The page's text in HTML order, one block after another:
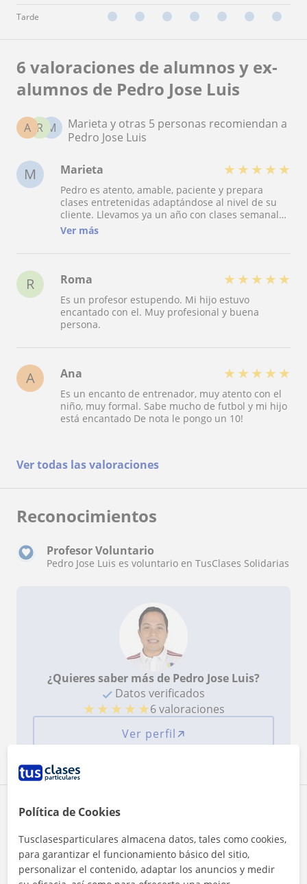
Tarde
6 valoraciones de alumnos y ex-
alumnos de Pedro Jose Luis
M
R
A
Marieta y otras 5 personas recomiendan a
Pedro Jose Luis
M Marieta ★ ★ ★ ★ ★
Pedro es atento, amable, paciente y prepara
clases entretenidas adaptándose al nivel de su
cliente. Llevamos ya un año con clases semanales
y lo recomendaría sin dudarlo para personas de
Ver más
R Roma ★ ★ ★ ★ ★
Es un profesor estupendo. Mi hijo estuvo
encantado con el. Muy profesional y buena
persona.
A Ana ★ ★ ★ ★ ★
Es un encanto de entrenador, muy atento con el
niño, muy formal. Sabe mucho de futbol y mi hijo
está encantado De nota le pongo un 10!
Ver todas las valoraciones
Reconocimientos
Profesor Voluntario
Pedro Jose Luis es voluntario en TusClases Solidarias
¿Quieres saber más de Pedro Jose Luis?
Datos verificados
★ ★ ★ ★ ★6 valoraciones
Ver perfil
Zona de Pedro Jose Luis
Localidades a las que se desplaza para dar clase
Majadahonda
San Sebastián de los Reyes
Política de Cookies
Tusclasesparticulares almacena datos, tales como cookies,
para garantizar el funcionamiento básico del sitio,
personalizar el contenido, adaptar los anuncios y medir